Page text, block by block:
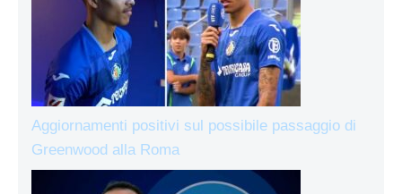
Aggiornamenti positivi sul possibile passaggio di
Greenwood alla Roma